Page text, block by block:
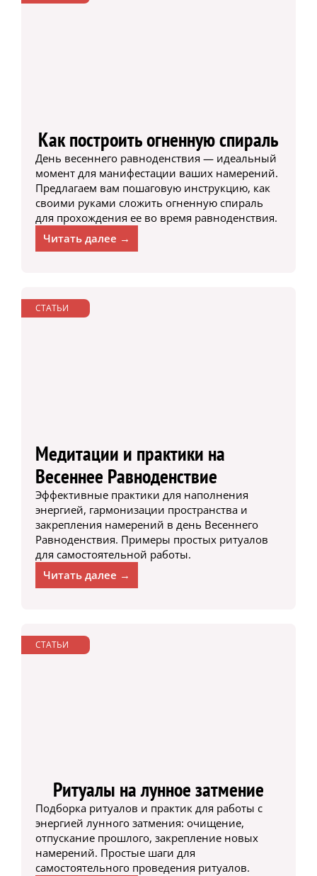
Как построить огненную спираль
День весеннего равноденствия — идеальный
момент для манифестации ваших намерений.
Предлагаем вам пошаговую инструкцию, как
своими руками сложить огненную спираль
для прохождения ее во время равноденствия.
Читать далее →
СТАТЬИ
Медитации и практики на
Весеннее Равноденствие
Эффективные практики для наполнения
энергией, гармонизации пространства и
закрепления намерений в день Весеннего
Равноденствия. Примеры простых ритуалов
для самостоятельной работы.
Читать далее →
СТАТЬИ
Ритуалы на лунное затмение
Подборка ритуалов и практик для работы с
энергией лунного затмения: очищение,
отпускание прошлого, закрепление новых
намерений. Простые шаги для
самостоятельного проведения ритуалов.